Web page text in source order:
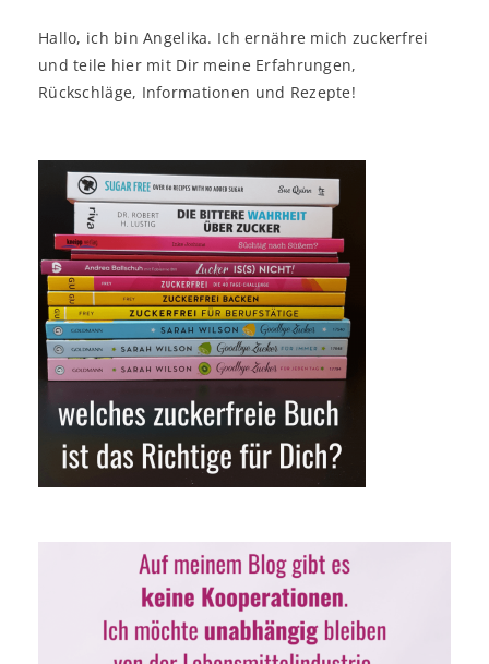
Hallo, ich bin Angelika. Ich ernähre mich zuckerfrei
und teile hier mit Dir meine Erfahrungen,
Rückschläge, Informationen und Rezepte!